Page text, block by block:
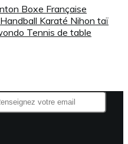
Boxe Française
Handball Karaté Nihon taï
Tennis de table